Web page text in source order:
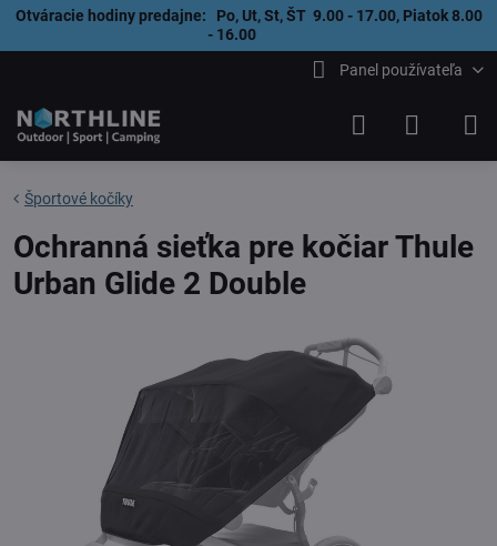
Otváracie hodiny predajne: Po, Ut, St, ŠT 9.00 - 17.00, Piatok 8.00
- 16.00
Panel používateľa
Športové kočíky
Ochranná sieťka pre kočiar Thule
Urban Glide 2 Double